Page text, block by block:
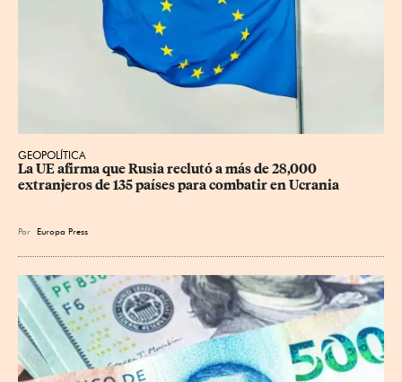
GEOPOLÍTICA
La UE afirma que Rusia reclutó a más de 28,000
extranjeros de 135 países para combatir en Ucrania
Por Europa Press